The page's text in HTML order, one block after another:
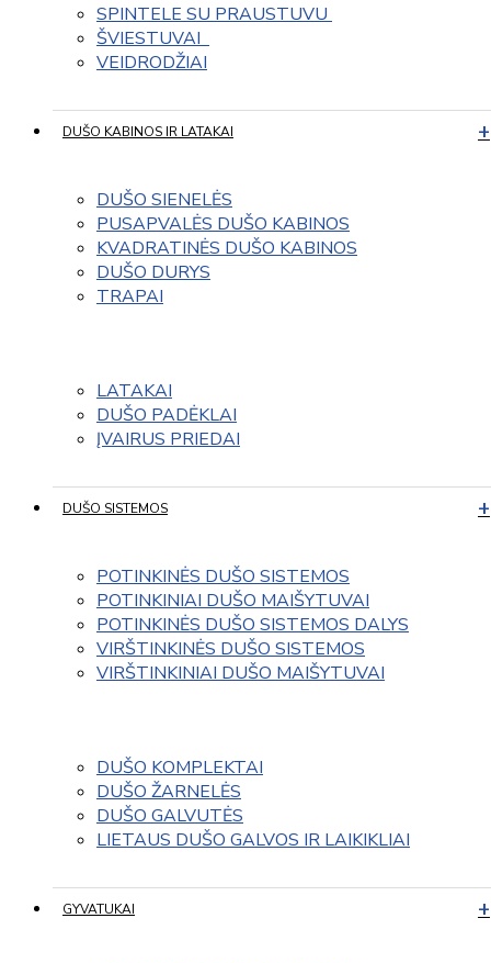
SPINTELE SU PRAUSTUVU
ŠVIESTUVAI
VEIDRODŽIAI
DUŠO KABINOS IR LATAKAI
DUŠO SIENELĖS
PUSAPVALĖS DUŠO KABINOS
KVADRATINĖS DUŠO KABINOS
DUŠO DURYS
TRAPAI
LATAKAI
DUŠO PADĖKLAI
ĮVAIRUS PRIEDAI
DUŠO SISTEMOS
POTINKINĖS DUŠO SISTEMOS
POTINKINIAI DUŠO MAIŠYTUVAI
POTINKINĖS DUŠO SISTEMOS DALYS
VIRŠTINKINĖS DUŠO SISTEMOS
VIRŠTINKINIAI DUŠO MAIŠYTUVAI
DUŠO KOMPLEKTAI
DUŠO ŽARNELĖS
DUŠO GALVUTĖS
LIETAUS DUŠO GALVOS IR LAIKIKLIAI
GYVATUKAI